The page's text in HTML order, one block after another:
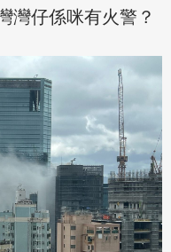
灣仔係咪有火警？